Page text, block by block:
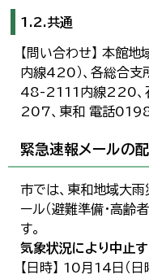
1.2.共通
【問い合わせ】 本館
内線420）、各総合
48-2111内線220、
207、東和 電話
緊急速報メールの
市では、東和地域大
ール（避難準備・高齢
す。
気象状況により中止
【日時】 10月14日（